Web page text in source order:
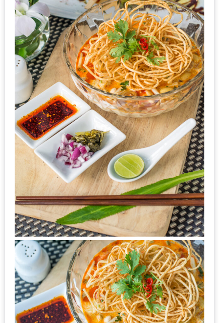
ฟรี
LINE
GIFTCODE!
ลายแทง
ความ
อร่อย
ทั่ว
เชียงใหม่
ลุ้น
บัตร
รับ
ประทาน
บุฟเฟ่ต์
ฟรี
ที่
LE
CRYSTAL
เชียงใหม่
ฟรี
2
ท่าน